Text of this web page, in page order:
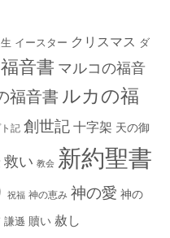
イースター クリスマス ダ
音書 マルコの福音
福音書 ルカの福
記 創世記 十字架 天の御
救い 教会 新約聖書
祝福 神の恵み 神の愛 神の
謙遜 贖い 赦し